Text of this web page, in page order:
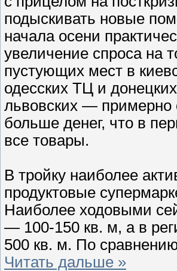
подыскивать новые
начала осени
увеличение спроса на
пустующих мест в
одесских ТЦ и
львовских — примерно
больше денег, что в
все товары.
В тройку наиболее
продуктовые
Наиболее ходовыми
— 100-150 кв. м, а в
500 кв. м. По
Читать дальше »